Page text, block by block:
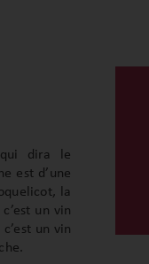
dira le
est d’une
la
un vin
un vin